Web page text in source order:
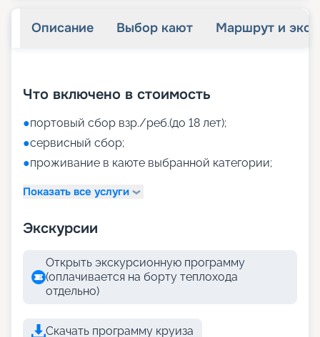
Описание Выбор кают Маршрут и
Что включено в стоимость
●портовый сбор взр./реб.(до 18 лет);
●сервисный сбор;
●проживание в каюте выбранной категории;
Показать все услуги
Экскурсии
Открыть экскурсионную программу
(оплачивается на борту теплохода
отдельно)
Скачать программу круиза